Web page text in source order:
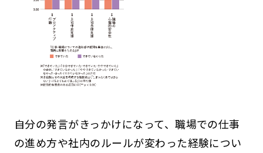
自分の発言がきっかけになって、職場での仕事
の進め方や社内のルールが変わった経験につい